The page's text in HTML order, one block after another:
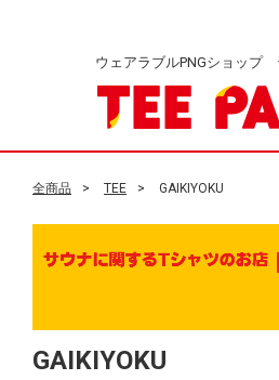
ウェアラブルPNGショップ
全商品 TEE GAIKIYOKU
GAIKIYOKU